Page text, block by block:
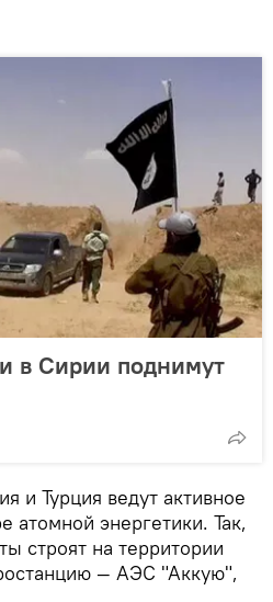
в Сирии поднимут
и Турция ведут активное
атомной энергетики. Так,
строят на территории
— АЭС "Аккую",